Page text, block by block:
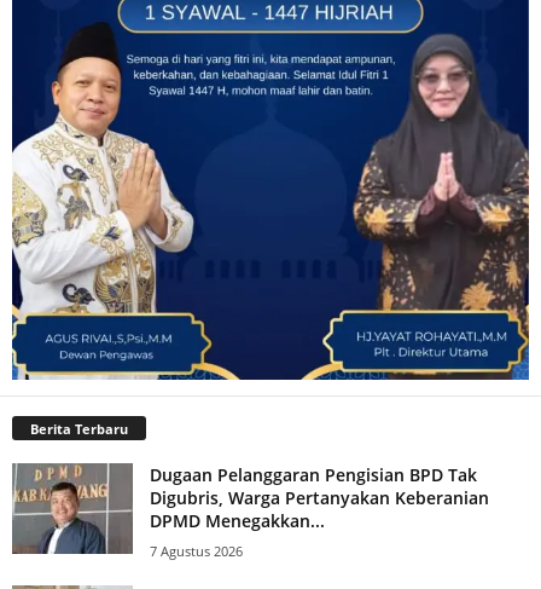
Berita Terbaru
Dugaan Pelanggaran Pengisian BPD Tak
Digubris, Warga Pertanyakan Keberanian
DPMD Menegakkan...
7 Agustus 2026